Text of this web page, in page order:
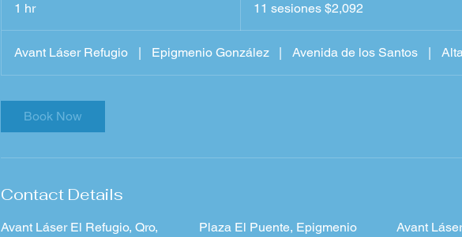
1 hr1
h
$2,09211 sesiones $2,092
Avant Láser Refugio | Epigmenio González | Avenida de los Santos |
Book Now
Contact Details
Avant Láser El Refugio, Qro,
Plaza El Puente, Epigmenio
Avant